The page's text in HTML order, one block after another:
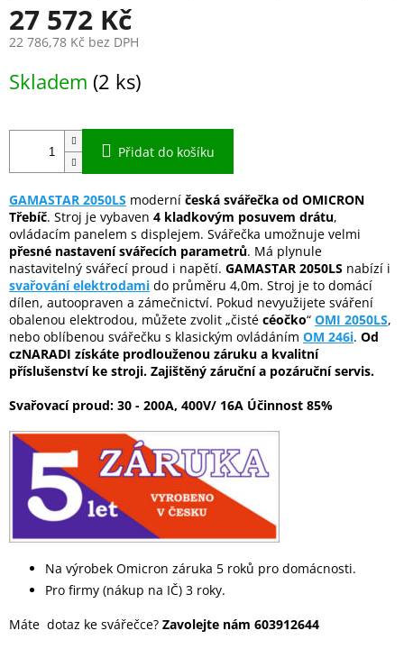
27 572 Kč
22 786,78 Kč bez DPH
cena:
Skladem (2 ks)
Přidat do košíku
GAMASTAR 2050LS moderní česká svářečka od OMICRON
Třebíč. Stroj je vybaven 4 kladkovým posuvem drátu,
ovládacím panelem s displejem. Svářečka umožnuje velmi
přesné nastavení svářecích parametrů. Má plynule
nastavitelný svářecí proud i napětí. GAMASTAR 2050LS nabízí i
svařování elektrodami do průměru 4,0m. Stroj je to domácí
dílen, autoopraven a zámečnictví. Pokud nevyužijete sváření
obalenou elektrodou, můžete zvolit „čisté céočko“ OMI 2050LS,
nebo oblíbenou svářečku s klasickým ovládáním OM 246i. Od
czNARADI získáte prodlouženou záruku a kvalitní
příslušenství ke stroji. Zajištěný záruční a pozáruční servis.
Svařovací proud: 30 - 200A, 400V/ 16A Účinnost 85%
Na výrobek Omicron záruka 5 roků pro domácnosti.
Pro firmy (nákup na IČ) 3 roky.
Máte dotaz ke svářečce? Zavolejte nám 603912644